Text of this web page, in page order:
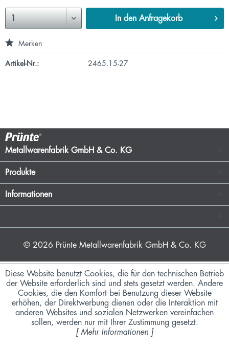
In den Anfragekorb
Merken
Artikel-Nr.: 2465.15-27
Metallwarenfabrik GmbH & Co. KG
Produkte
Informationen
© 2026 Prünte Metallwarenfabrik GmbH & Co. KG
Diese Website benutzt Cookies, die für den technischen Betrieb
der Website erforderlich sind und stets gesetzt werden. Andere
Cookies, die den Komfort bei Benutzung dieser Website
erhöhen, der Direktwerbung dienen oder die Interaktion mit
anderen Websites und sozialen Netzwerken vereinfachen
sollen, werden nur mit Ihrer Zustimmung gesetzt.
[ Mehr Informationen ]